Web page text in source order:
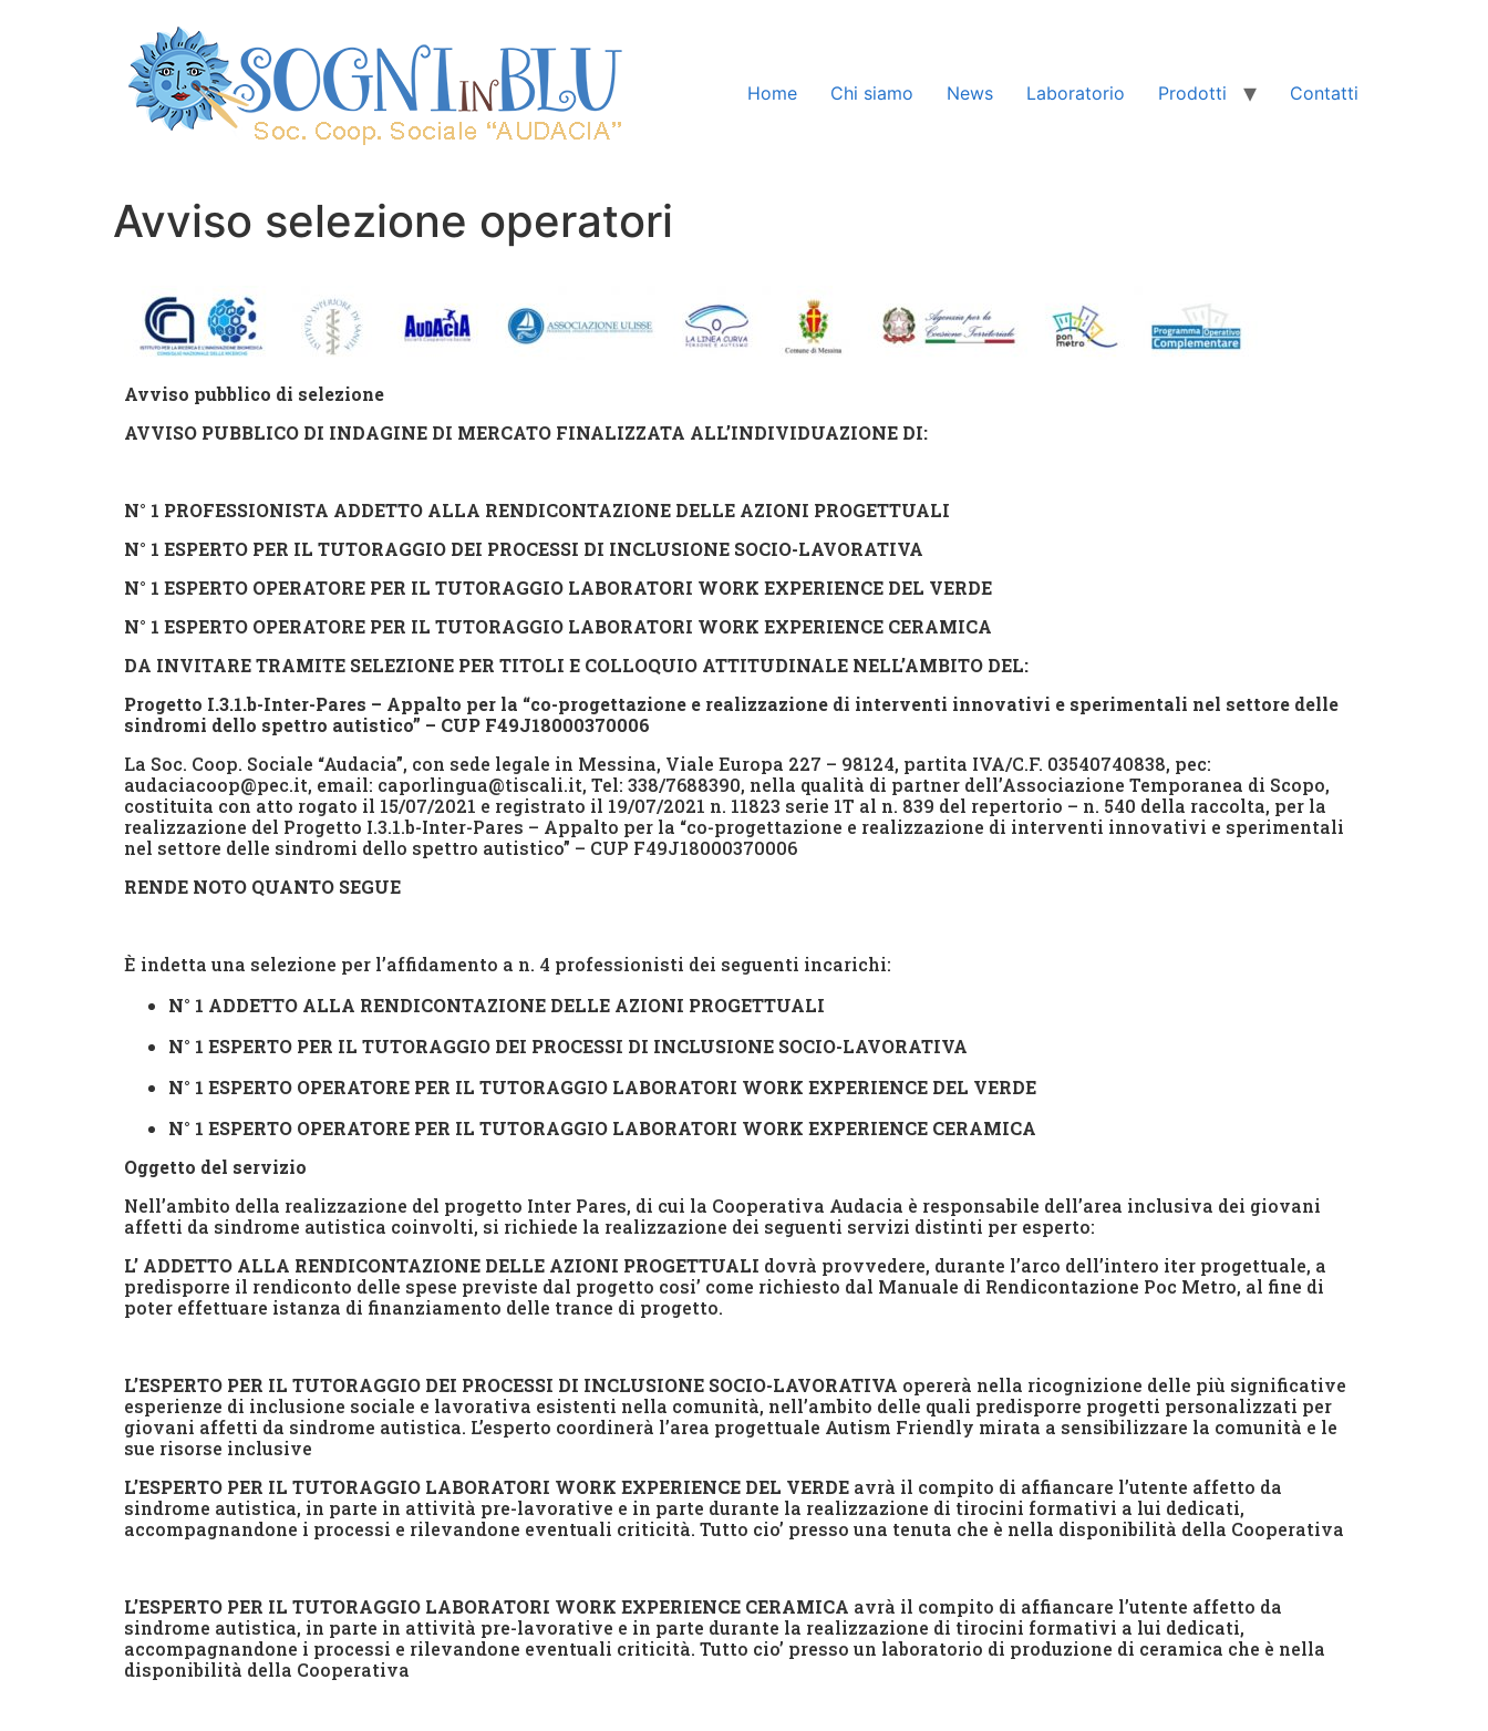
Home Chi siamo News Laboratorio Prodotti Contatti
Avviso selezione operatori
Avviso pubblico di selezione
AVVISO PUBBLICO DI INDAGINE DI MERCATO FINALIZZATA ALL’INDIVIDUAZIONE DI:
N° 1 PROFESSIONISTA ADDETTO ALLA RENDICONTAZIONE DELLE AZIONI PROGETTUALI
N° 1 ESPERTO PER IL TUTORAGGIO DEI PROCESSI DI INCLUSIONE SOCIO-LAVORATIVA
N° 1 ESPERTO OPERATORE PER IL TUTORAGGIO LABORATORI WORK EXPERIENCE DEL VERDE
N° 1 ESPERTO OPERATORE PER IL TUTORAGGIO LABORATORI WORK EXPERIENCE CERAMICA
DA INVITARE TRAMITE SELEZIONE PER TITOLI E COLLOQUIO ATTITUDINALE NELL’AMBITO DEL:
Progetto I.3.1.b-Inter-Pares – Appalto per la “co-progettazione e realizzazione di interventi innovativi e sperimentali nel settore delle
sindromi dello spettro autistico” – CUP F49J18000370006
La Soc. Coop. Sociale “Audacia”, con sede legale in Messina, Viale Europa 227 – 98124, partita IVA/C.F. 03540740838, pec:
audaciacoop@pec.it, email: caporlingua@tiscali.it, Tel: 338/7688390, nella qualità di partner dell’Associazione Temporanea di Scopo,
costituita con atto rogato il 15/07/2021 e registrato il 19/07/2021 n. 11823 serie 1T al n. 839 del repertorio – n. 540 della raccolta, per la
realizzazione del Progetto I.3.1.b-Inter-Pares – Appalto per la “co-progettazione e realizzazione di interventi innovativi e sperimentali
nel settore delle sindromi dello spettro autistico” – CUP F49J18000370006
RENDE NOTO QUANTO SEGUE
È indetta una selezione per l’affidamento a n. 4 professionisti dei seguenti incarichi:
N° 1 ADDETTO ALLA RENDICONTAZIONE DELLE AZIONI PROGETTUALI
N° 1 ESPERTO PER IL TUTORAGGIO DEI PROCESSI DI INCLUSIONE SOCIO-LAVORATIVA
N° 1 ESPERTO OPERATORE PER IL TUTORAGGIO LABORATORI WORK EXPERIENCE DEL VERDE
N° 1 ESPERTO OPERATORE PER IL TUTORAGGIO LABORATORI WORK EXPERIENCE CERAMICA
Oggetto del servizio
Nell’ambito della realizzazione del progetto Inter Pares, di cui la Cooperativa Audacia è responsabile dell’area inclusiva dei giovani
affetti da sindrome autistica coinvolti, si richiede la realizzazione dei seguenti servizi distinti per esperto:
L’ ADDETTO ALLA RENDICONTAZIONE DELLE AZIONI PROGETTUALI dovrà provvedere, durante l’arco dell’intero iter progettuale, a
predisporre il rendiconto delle spese previste dal progetto cosi’ come richiesto dal Manuale di Rendicontazione Poc Metro, al fine di
poter effettuare istanza di finanziamento delle trance di progetto.
L’ESPERTO PER IL TUTORAGGIO DEI PROCESSI DI INCLUSIONE SOCIO-LAVORATIVA opererà nella ricognizione delle più significative
esperienze di inclusione sociale e lavorativa esistenti nella comunità, nell’ambito delle quali predisporre progetti personalizzati per
giovani affetti da sindrome autistica. L’esperto coordinerà l’area progettuale Autism Friendly mirata a sensibilizzare la comunità e le
sue risorse inclusive
L’ESPERTO PER IL TUTORAGGIO LABORATORI WORK EXPERIENCE DEL VERDE avrà il compito di affiancare l’utente affetto da
sindrome autistica, in parte in attività pre-lavorative e in parte durante la realizzazione di tirocini formativi a lui dedicati,
accompagnandone i processi e rilevandone eventuali criticità. Tutto cio’ presso una tenuta che è nella disponibilità della Cooperativa
L’ESPERTO PER IL TUTORAGGIO LABORATORI WORK EXPERIENCE CERAMICA avrà il compito di affiancare l’utente affetto da
sindrome autistica, in parte in attività pre-lavorative e in parte durante la realizzazione di tirocini formativi a lui dedicati,
accompagnandone i processi e rilevandone eventuali criticità. Tutto cio’ presso un laboratorio di produzione di ceramica che è nella
disponibilità della Cooperativa